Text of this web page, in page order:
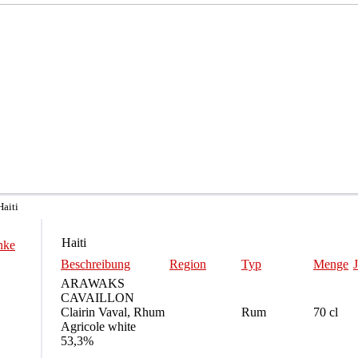
Haiti
Beschreibung
Region Typ Menge
ARAWAKS
CAVAILLON
Clairin Vaval, Rhum
Agricole white
53,3%
Rum 70 cl